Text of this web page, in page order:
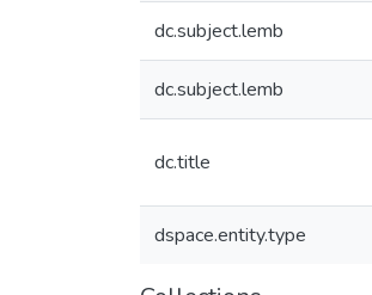
dc.subject.lemb
dc.subject.lemb
dc.title
dspace.entity.type